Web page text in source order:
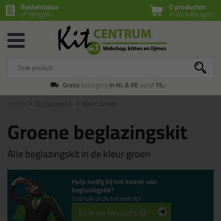
0 producten
in winkelwagen
Bestelstatus
of inloggen
Gratisbezorging in NL & BEvanaf75,-
Kleur: Groen
Groene beglazingskit
Alle beglazingskit in de kleur groen
Hulp nodig bij het kiezen van
beglazingskit?
Gebruik onze keuzehulp!
Doe de keuzehulp